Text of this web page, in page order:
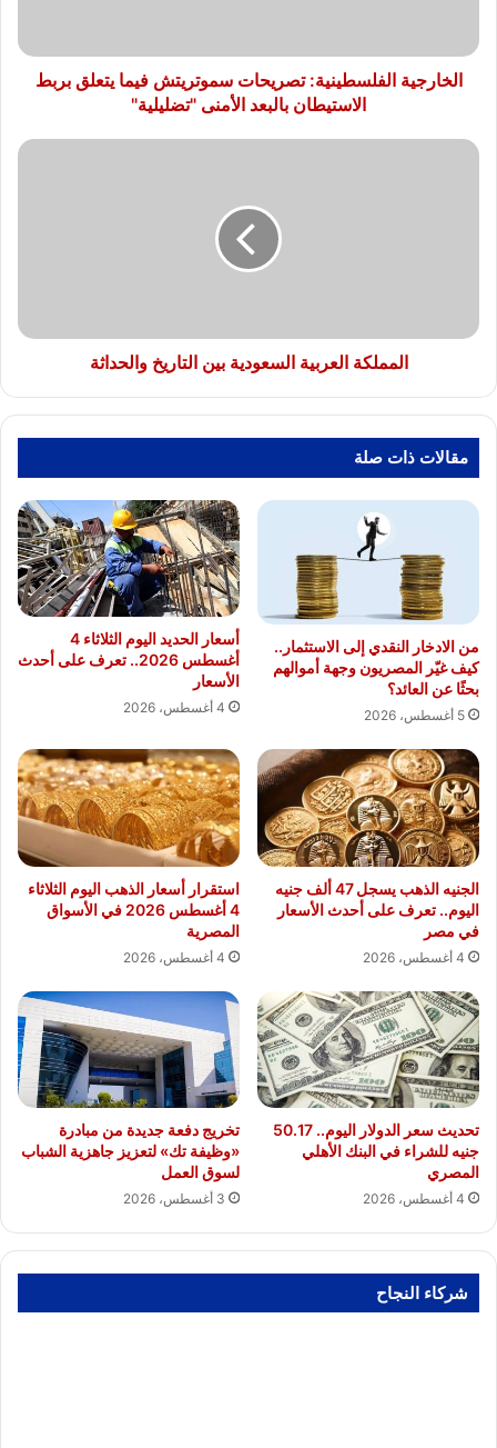
بالبعد
الأمنى
الخارجية الفلسطينية: تصريحات سموتريتش فيما يتعلق بربط
الاستيطان بالبعد الأمنى "تضليلية"
المملكة
المملكة العربية السعودية بين التاريخ والحداثة
مقالات ذات صلة
من الادخار النقدي إلى الاستثمار..
كيف غيّر المصريون وجهة أموالهم
بحثًا عن العائد؟
5 أغسطس، 2026
أسعار الحديد اليوم الثلاثاء 4
أغسطس 2026.. تعرف على أحدث
الأسعار
4 أغسطس، 2026
الجنيه الذهب يسجل 47 ألف جنيه
اليوم.. تعرف على أحدث الأسعار
في مصر
4 أغسطس، 2026
استقرار أسعار الذهب اليوم الثلاثاء
4 أغسطس 2026 في الأسواق
المصرية
4 أغسطس، 2026
تحديث سعر الدولار اليوم.. 50.17
جنيه للشراء في البنك الأهلي
المصري
4 أغسطس، 2026
تخريج دفعة جديدة من مبادرة
«وظيفة تك» لتعزيز جاهزية الشباب
لسوق العمل
3 أغسطس، 2026
شركاء النجاح